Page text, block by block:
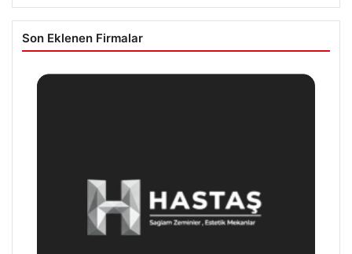
Son Eklenen Firmalar